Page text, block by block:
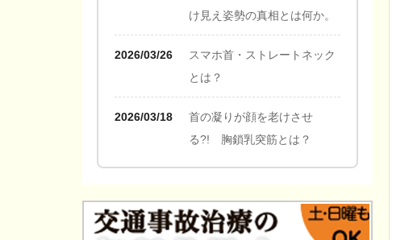
け見え姿勢の真相とは何か。
2026/03/26
スマホ首・ストレートネック
とは？
2026/03/18
首の凝りが顔を老けさせ
る?! 胸鎖乳突筋とは？